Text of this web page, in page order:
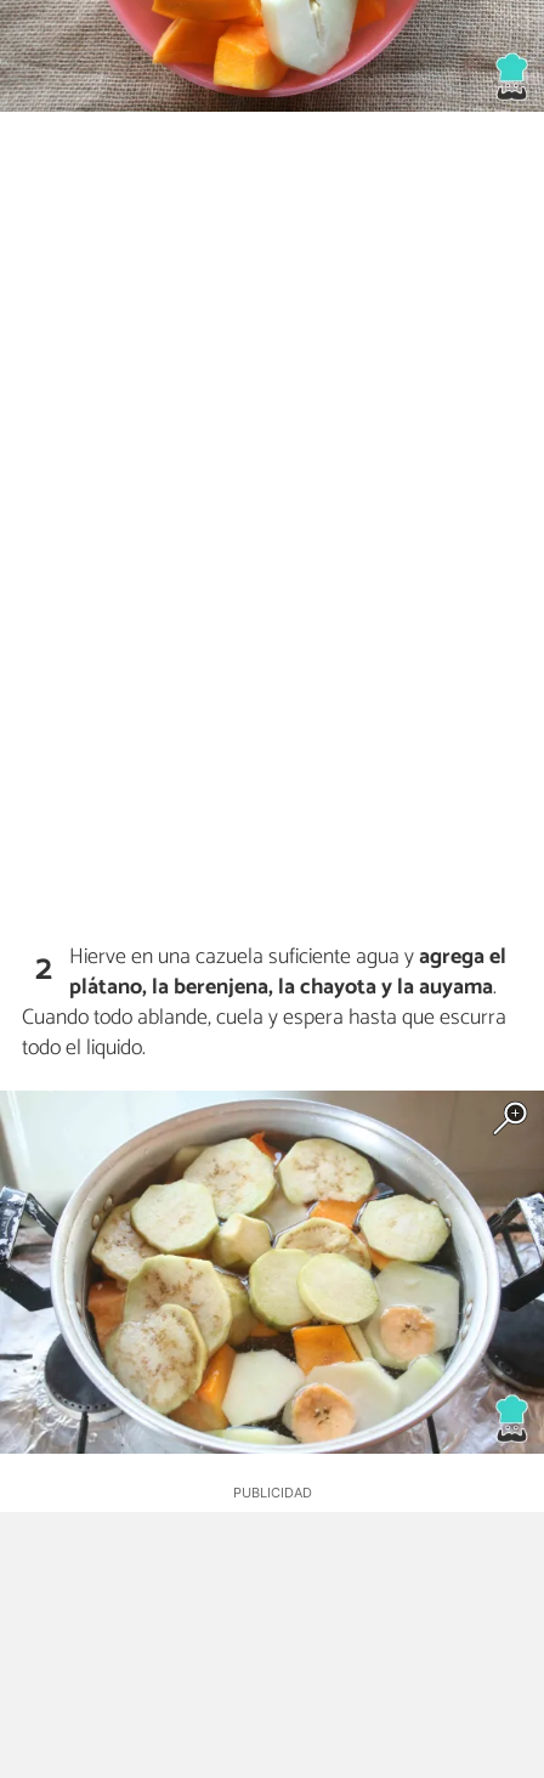
2 Hierve en una cazuela suficiente agua yagrega el
plátano, la berenjena, la chayota y la auyama.
Cuando todo ablande, cuela y espera hasta que escurra
todo el liquido.